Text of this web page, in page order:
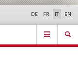
Contatto | Supporto &
aiuto
DE FR IT EN